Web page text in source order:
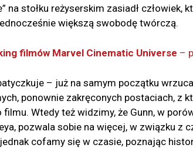
na stołku reżyserskim zasiadł człowiek,
większą swobodę twórczą.
filmów Marvel Cinematic Universe –
– już na samym początku
ponownie zakręconych postaciach, z
filmu. Wtedy też widzimy, że Gunn, w
pozwala sobie na więcej, w związku z
cofamy się w czasie, poznając